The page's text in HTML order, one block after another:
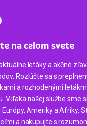
na celom svete
letáky a akčné
Rozlúčte sa s
a rozhodenými
Vďaka našej službe sme
Ameriky a Afriky.
a nakupujte s